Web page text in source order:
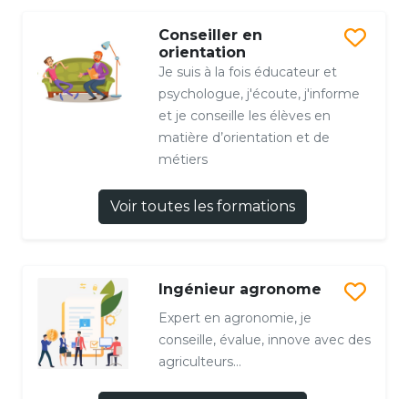
Conseiller en
orientation
Je suis à la fois éducateur et
psychologue, j'écoute, j'informe
et je conseille les élèves en
matière d’orientation et de
métiers
Voir toutes les formations
Ingénieur agronome
Expert en agronomie, je
conseille, évalue, innove avec des
agriculteurs...